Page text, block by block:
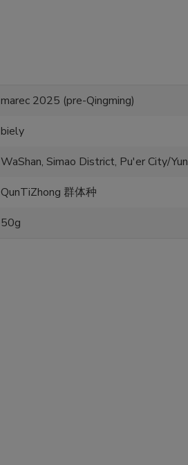
marec 2025 (pre-Qingming)
biely
WaShan, Simao District, Pu'er City/
QunTiZhong 群体种
50g